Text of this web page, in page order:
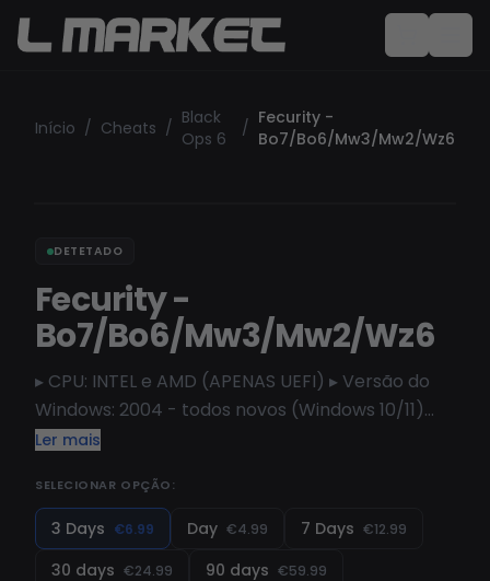
Início / Cheats / Black
Ops 6
/ Fecurity -
Bo7/Bo6/Mw3/Mw2/Wz6
DETETADO
Fecurity -
Bo7/Bo6/Mw3/Mw2/Wz6
▸ CPU: INTEL e AMD (APENAS UEFI) ▸ Versão do
Windows: 2004 - todos novos (Windows 10/11)
(Home e Pro, mas é melhor usar a versão Pro)
Ler mais
SELECIONAR OPÇÃO:
3 Days €6.99 Day €4.99 7 Days €12.99
30 days €24.99 90 days €59.99